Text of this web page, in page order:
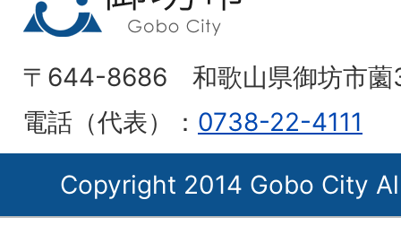
〒644-8686 和歌山県御坊市薗
電話（代表）： 0738-22-4111
Copyright 2014 Gobo City